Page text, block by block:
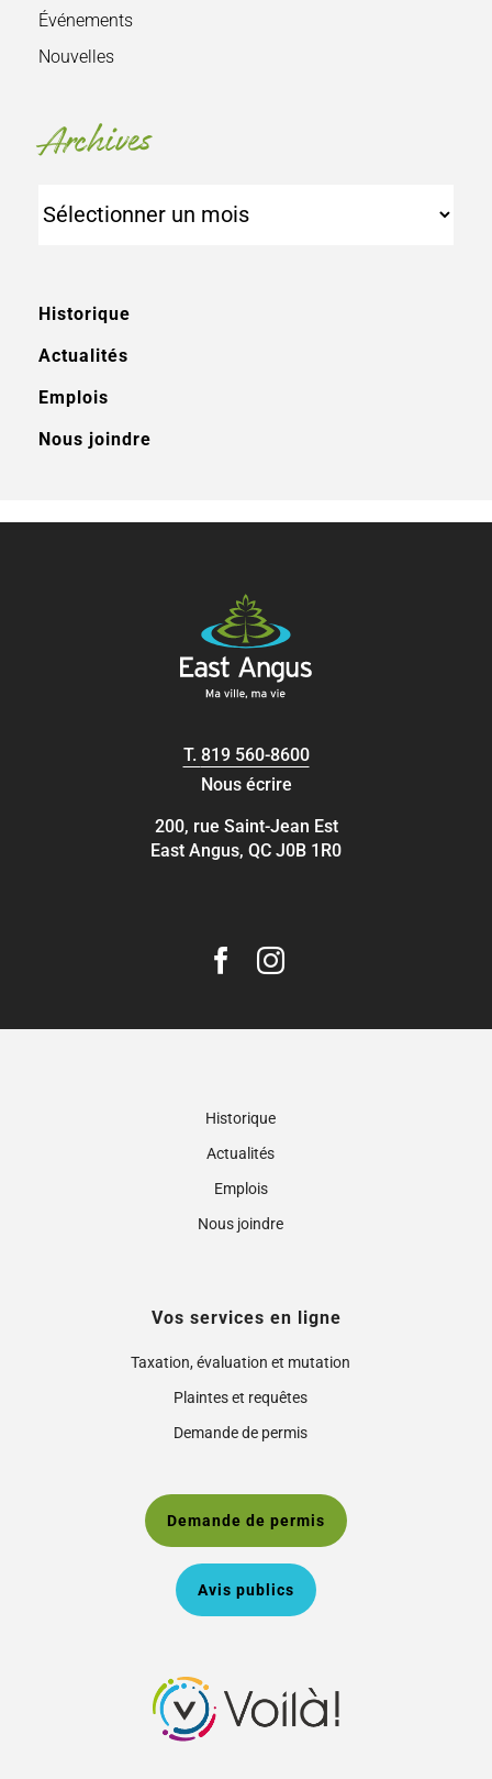
Événements
Nouvelles
Archives
Historique
Actualités
Emplois
Nous joindre
T. 819 560-8600
Nous écrire
200, rue Saint-Jean Est
East Angus, QC J0B 1R0
Historique
Actualités
Emplois
Nous joindre
Vos services en ligne
Taxation, évaluation et mutation
Plaintes et requêtes
Demande de permis
Demande de permis
Avis publics